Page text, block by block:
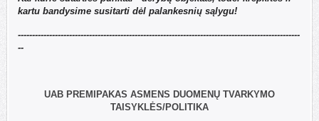
kartu bandysime susitarti dėl palankesnių sąlygu!
---------------------------------------------------------------------------------------------------
--
UAB PREMIPAKAS ASMENS DUOMENŲ TVARKYMO
TAISYKLĖS/POLITIKA